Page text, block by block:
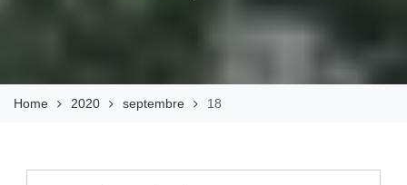
Home 2020 septembre 18